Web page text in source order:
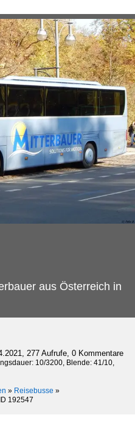
aus Österreich in
277 Aufrufe, 0 Kommentare
10/3200, Blende: 41/10,
» Reisebusse »
ID 192547